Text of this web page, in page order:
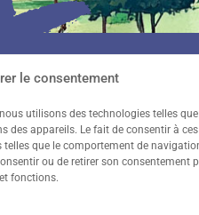
le consentement
utilisons des technologies telles
des appareils. Le fait de consentir à
que le comportement de
ou de retirer son consentement
fonctions.
accompagne les
familiales et/ou